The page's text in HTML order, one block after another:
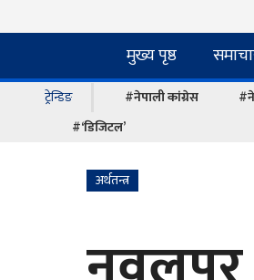
मुख्य पृष्ठ
ट्रेन्डिङ #नेपाली कांग्रेस
#‘डिजिटल’
अर्थतन्त्र